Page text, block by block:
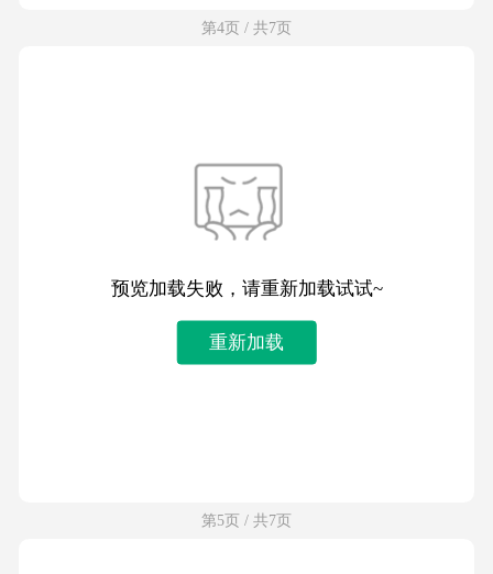
第4页 / 共7页
预览加载失败，请重新加载试试~
重新加载
第5页 / 共7页